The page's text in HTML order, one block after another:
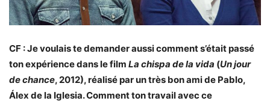
CF : Je voulais te demander aussi comment s’était passé
ton expérience dans le film La chispa de la vida (Un jour
de chance, 2012), réalisé par un très bon ami de Pablo,
Álex de la Iglesia. Comment ton travail avec ce